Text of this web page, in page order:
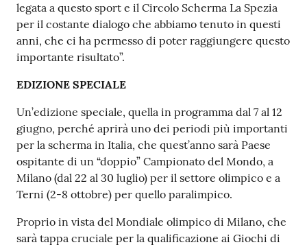
Tutti
gli
argomenti...
Seguici
su
legata a questo sport e il Circolo Scherma La Spezia
per il costante dialogo che abbiamo tenuto in questi
anni, che ci ha permesso di poter raggiungere questo
importante risultato”.
EDIZIONE SPECIALE
Un’edizione speciale, quella in programma dal 7 al 12
giugno, perché aprirà uno dei periodi più importanti
per la scherma in Italia, che quest’anno sarà Paese
ospitante di un “doppio” Campionato del Mondo, a
Milano (dal 22 al 30 luglio) per il settore olimpico e a
Terni (2-8 ottobre) per quello paralimpico.
Proprio in vista del Mondiale olimpico di Milano, che
sarà tappa cruciale per la qualificazione ai Giochi di